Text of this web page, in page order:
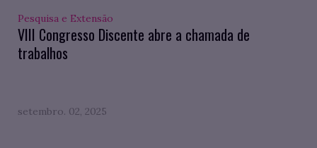
Pesquisa e Extensão
VIII Congresso Discente abre a chamada de
trabalhos
setembro. 02, 2025